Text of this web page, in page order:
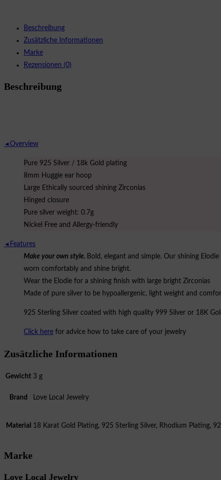
Beschreibung
Zusätzliche Informationen
Marke
Rezensionen (0)
Beschreibung
◄Overview
Pure 925 Silver / 18k Gold plating
8mm Huggie ear hoop
Large Ethically sourced shining Zirconias
Hinged closure
Pure silver weight: 0.7g
Nickel Free and Allergy-friendly
◄ Features
Make your own style. Bold, elegant and simple. Our shining
worn comfortably and shine bright.
Wear the Elodie for a shining finish with large bright Zirconias
Made of pure silver to be hypoallergenic, light weight and
925 Sterling Silver coated with high quality 999 Silver or 18K
Click here for advice how to take care of your jewelry
Zusätzliche Informationen
Gewicht 3 g
Brand Love Local Jewelry
Material 18 Karat Gold Plating, 925 Sterling Silver, Rhodium Plating,
Marke
Love Local Jewelry